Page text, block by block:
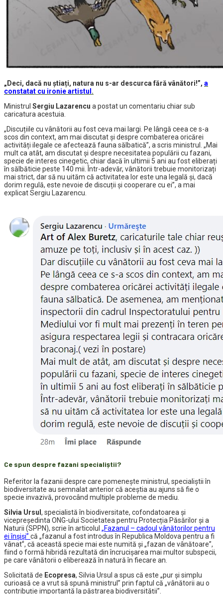
„Deci, dacă nu știați, natura nu s-ar descurca fără vânători!”, a
constatat cu ironie artistul .
Ministrul Sergiu Lazarencu a postat un comentariu chiar sub
caricatura acestuia.
„Discuțiile cu vânătorii au fost ceva mai largi. Pe lângă ceea ce s-a
scos din context, am mai discutat și despre combaterea oricărei
activități ilegale ce afectează fauna sălbatică”, a scris ministrul. „Mai
mult ca atât, am discutat și despre necesitatea populării cu fazani,
specie de interes cinegetic, chiar dacă în ultimii 5 ani au fost eliberați
în sălbăticie peste 140 mii. Într-adevăr, vânătorii trebuie monitorizați
mai strict, dar să nu uităm că activitatea lor este una legală și, dacă
dorim regulă, este nevoie de discuții și cooperare cu ei”, a mai
explicat Sergiu Lazarencu.
Ce spun despre fazani specialiștii?
Referitor la fazanii despre care pomenește ministrul, specialiștii în
biodiversitate au semnalat anterior că aceștia au ajuns să fie o
specie invazivă, provocând multiple probleme de mediu.
Silvia Ursul , specialistă în biodiversitate, cofondatoarea şi
vicepreședinta ONG-ului Societatea pentru Protecția Păsărilor și a
Naturii (SPPN), scrie în articolul „Fazanul – cadoul vânătorilor pentru
ei înșiși” că „fazanul a fost introdus în Republica Moldova pentru a fi
vânat”, că această specie mai este numită și „fazan de vânătoare”,
fiind o formă hibridă rezultată din încrucișarea mai multor subspecii,
pe care vânătorii o eliberează în natură în fiecare an.
Solicitată de Ecopresa, Silvia Ursul a spus că este „pur și simplu
curioasă ce a vrut să spună ministrul” prin faptul că „vânătorii au o
contribuție importantă la păstrarea biodiversității”.